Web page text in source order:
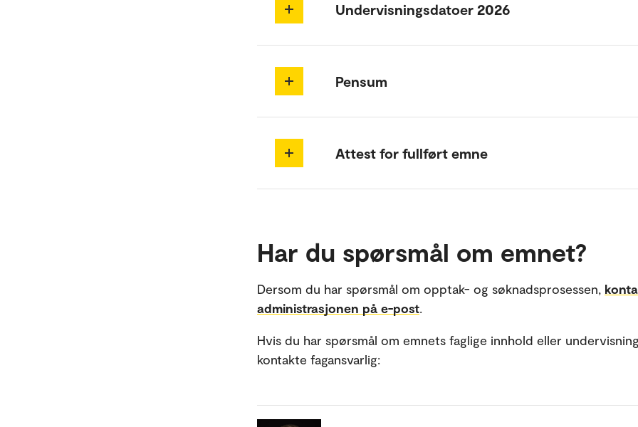
Undervisningsdatoer 2026
Pensum
Attest for fullført emne
Har du spørsmål om emnet?
Dersom du har spørsmål om opptak- og søknadsprosessen,
administrasjonen på e-post.
Hvis du har spørsmål om emnets faglige innhold eller
kontakte fagansvarlig: